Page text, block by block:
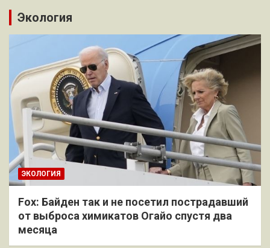
Экология
ЭКОЛОГИЯ
Fox: Байден так и не посетил пострадавший
от выброса химикатов Огайо спустя два
месяца